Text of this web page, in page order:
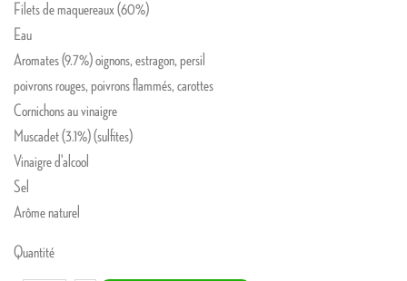
Filets de maquereaux (60%)
Eau
Aromates (9.7%) oignons, estragon, persil
poivrons rouges, poivrons flammés, carottes
Cornichons au vinaigre
Muscadet (3.1%) (sulfites)
Vinaigre d'alcool
Sel
Arôme naturel
Quantité